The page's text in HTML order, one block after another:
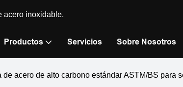
acero inoxidable.
Productos Servicios Sobre Nosotros
de acero de alto carbono estándar ASTM/BS para